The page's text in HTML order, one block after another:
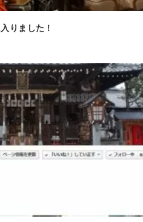
りました！